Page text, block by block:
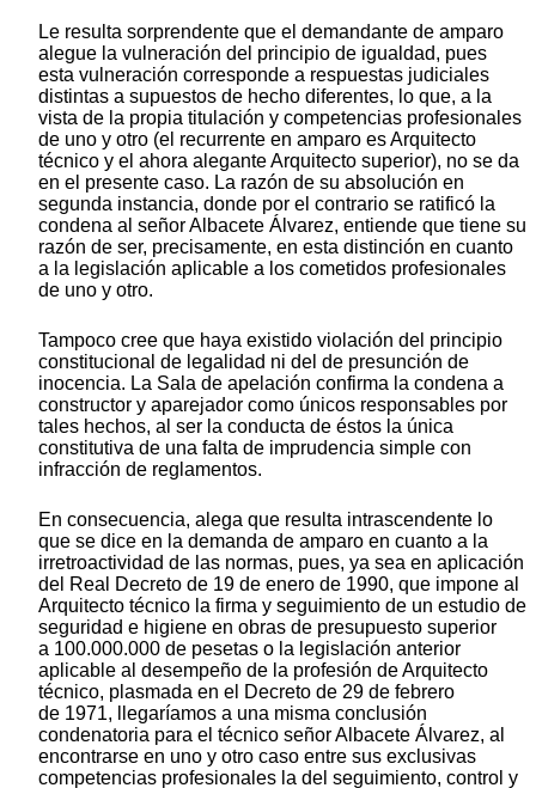
Le resulta sorprendente que el demandante de amparo
alegue la vulneración del principio de igualdad, pues
esta vulneración corresponde a respuestas judiciales
distintas a supuestos de hecho diferentes, lo que, a la
vista de la propia titulación y competencias profesionales
de uno y otro (el recurrente en amparo es Arquitecto
técnico y el ahora alegante Arquitecto superior), no se da
en el presente caso. La razón de su absolución en
segunda instancia, donde por el contrario se ratificó la
condena al señor Albacete Álvarez, entiende que tiene su
razón de ser, precisamente, en esta distinción en cuanto
a la legislación aplicable a los cometidos profesionales
de uno y otro.
Tampoco cree que haya existido violación del principio
constitucional de legalidad ni del de presunción de
inocencia. La Sala de apelación confirma la condena a
constructor y aparejador como únicos responsables por
tales hechos, al ser la conducta de éstos la única
constitutiva de una falta de imprudencia simple con
infracción de reglamentos.
En consecuencia, alega que resulta intrascendente lo
que se dice en la demanda de amparo en cuanto a la
irretroactividad de las normas, pues, ya sea en aplicación
del Real Decreto de 19 de enero de 1990, que impone al
Arquitecto técnico la firma y seguimiento de un estudio de
seguridad e higiene en obras de presupuesto superior
a 100.000.000 de pesetas o la legislación anterior
aplicable al desempeño de la profesión de Arquitecto
técnico, plasmada en el Decreto de 29 de febrero
de 1971, llegaríamos a una misma conclusión
condenatoria para el técnico señor Albacete Álvarez, al
encontrarse en uno y otro caso entre sus exclusivas
competencias profesionales la del seguimiento, control y